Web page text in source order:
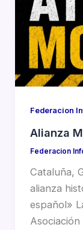
Federacion
Alianza
Federacion
Cataluña,
alianza
español»